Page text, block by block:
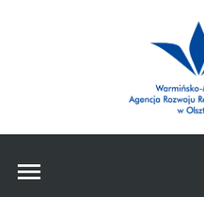
Agencja
Znajdź
Wpisz czego szukasz